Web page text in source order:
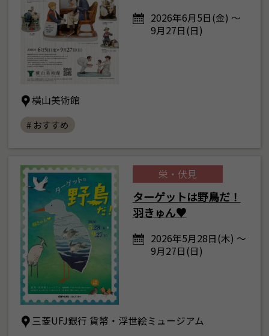
2026年6月5日(金) ～
9月27日(日)
横山美術館
# おすすめ
栄・伏見
ターゲットは野鳥だ！
羽きゅん♥
2026年5月28日(木) ～
9月27日(日)
三菱UFJ銀行 貨幣・浮世絵ミュージアム